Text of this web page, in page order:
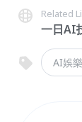
Related
一日AI
AI娛樂